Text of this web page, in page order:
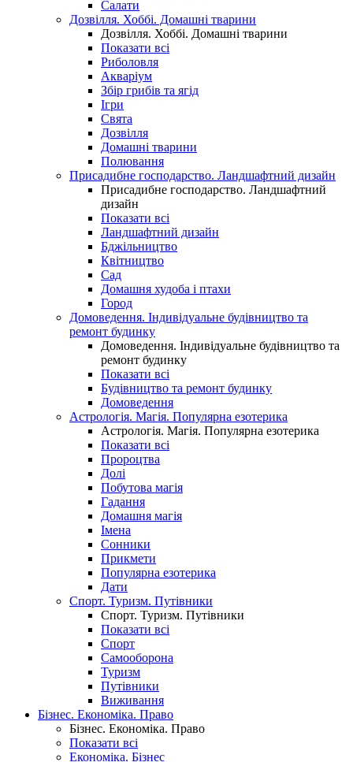
Салати
Дозвілля. Хоббі. Домашні тварини
Дозвілля. Хоббі. Домашні тварини
Показати всі
Риболовля
Акваріум
Збір грибів та ягід
Ігри
Свята
Дозвілля
Домашні тварини
Полювання
Присадибне господарство. Ландшафтний дизайн
Присадибне господарство. Ландшафтний
дизайн
Показати всі
Ландшафтний дизайн
Бджільництво
Квітництво
Сад
Домашня худоба і птахи
Город
Домоведення. Індивідуальне будівництво та
ремонт будинку
Домоведення. Індивідуальне будівництво та
ремонт будинку
Показати всі
Будівництво та ремонт будинку
Домоведення
Астрологія. Магія. Популярна езотерика
Астрологія. Магія. Популярна езотерика
Показати всі
Пророцтва
Долі
Побутова магія
Гадання
Домашня магія
Імена
Сонники
Прикмети
Популярна езотерика
Дати
Спорт. Туризм. Путівники
Спорт. Туризм. Путівники
Показати всі
Спорт
Самооборона
Туризм
Путівники
Виживання
Бізнес. Економіка. Право
Бізнес. Економіка. Право
Показати всі
Економіка. Бізнес